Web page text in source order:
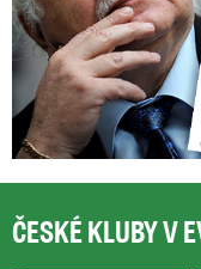
ČESKÉ KLUBY V